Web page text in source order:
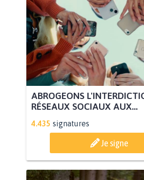
ABROGEONS
RÉSEAUX SOCIAUX AUX...
4.435 signatures
Je signe